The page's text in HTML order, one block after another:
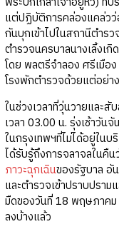
แต่ปฏิบัติการคล่องแคล่วว่
กันบุกเข้าไปในสถานีตำร
ตำรวจนครบาลนางเลิ้งเ
โดย พลตรีจำลอง ศรีเมือง
โรงพักตำรวจด้วยแต่อย่า
ในช่วงเวลาที่วุ่นวายและ
เวลา 03.00 น. รุ่งเช้าวั
ในกรุงเทพฯที่ไม่ได้อยู่ใน
ได้รับรู้ถึงการจลาจลในคื
ภาวะฉุกเฉินของรัฐบาล อั
และตำรวจเข้าปราบปรา
มืดของวันที่ 18 พฤษภาคม
ลงบ้างแล้ว